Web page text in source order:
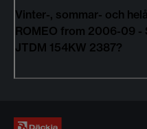
Vinter-, sommar- och
ROMEO from 2006-09 -
JTDM 154KW 2387?